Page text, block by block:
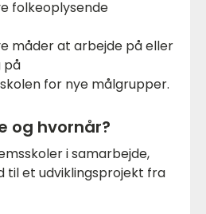
folkeoplysende
måder at arbejde på eller
på
for nye målgrupper.
og hvornår?
i samarbejde,
til et udviklingsprojekt fra